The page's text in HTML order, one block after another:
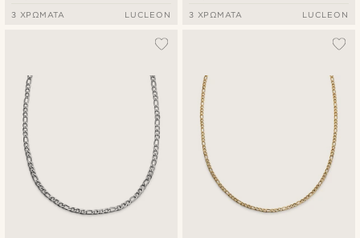
3 ΧΡΏΜΑΤΑ LUCLEON 3 ΧΡΏΜΑΤΑ LUCLEON